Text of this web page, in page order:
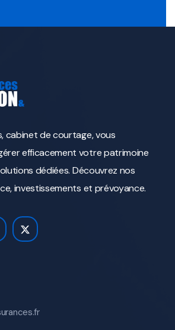
cabinet de courtage, vous
efficacement votre patrimoine
dédiées. Découvrez nos
investissements et prévoyance.